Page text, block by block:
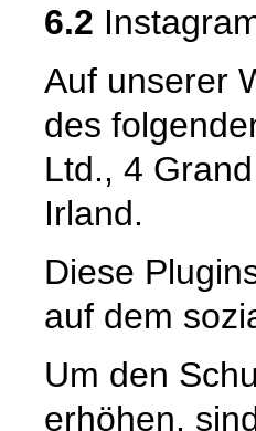
6.2
Auf unserer
des
Ltd., 4
Irland.
Diese
auf dem
Um den
erhöhen,